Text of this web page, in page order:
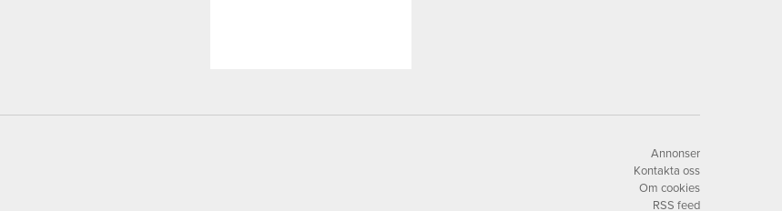
Annonser
Kontakta oss
Om cookies
RSS feed